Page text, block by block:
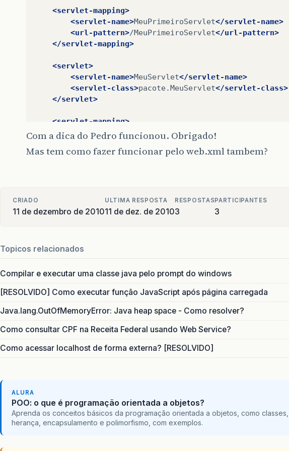
<servlet-mapping>
<servlet-name>MeuPrimeiroServlet</servlet-name>
<url-pattern>/MeuPrimeiroServlet</url-pattern>
</servlet-mapping>
<servlet>
<servlet-name>MeuServlet</servlet-name>
<servlet-class>pacote.MeuServlet</servlet-class>
</servlet>
<servlet-mapping>
<servlet-name>
MeuServlet</servlet-name>
</url-pattern>
</servlet-mapping>
<servlet-class>pacote.CookieSessionServlet</
</servlet>
<url-pattern>
<servlet>
<servlet-name>
TrabComErros </servlet-name>
<servlet-class>meupacote.TrabComErros</servlet-
<servlet-name>TrabComErros</servlet-name>
<session-config>
<session-timeout>
</session-timeout>
</session-config>
Com a dica do Pedro funcionou. Obrigado!
Mas tem como fazer funcionar pelo web.xml tambem?
CRIADO
11 de dezembro de 2010
ULTIMA RESPOSTA
11 de dez. de 2010
RESPOSTAS
3
PARTICIPANTES
3
Topicos relacionados
Compilar e executar uma classe java pelo prompt do windows
[RESOLVIDO] Como executar função JavaScript após página carregada
Java.lang.OutOfMemoryError: Java heap space - Como resolver?
Como consultar CPF na Receita Federal usando Web Service?
Como acessar localhost de forma externa? [RESOLVIDO]
ALURA
POO: o que é programação orientada a objetos?
Aprenda os conceitos básicos da programação orientada a objetos, como classes,
herança, encapsulamento e polimorfismo, com exemplos.